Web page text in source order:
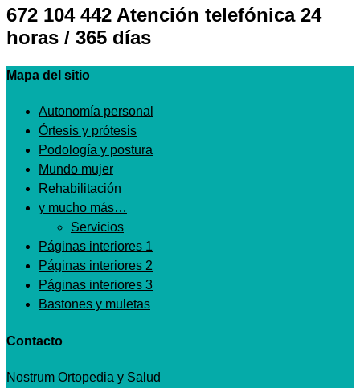
672 104 442 Atención telefónica 24
horas / 365 días
Mapa del sitio
Autonomía personal
Órtesis y prótesis
Podología y postura
Mundo mujer
Rehabilitación
y mucho más…
Servicios
Páginas interiores 1
Páginas interiores 2
Páginas interiores 3
Bastones y muletas
Contacto
Nostrum Ortopedia y Salud